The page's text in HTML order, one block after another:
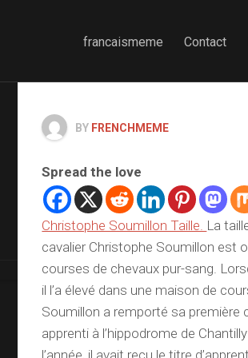
francaismeme Contact
BY FRENCHMEME
Spread the love
Christophe Soumillon Taille. La
cavalier Christophe Soumillon est
courses de chevaux pur-sang.
il l’a élevé dans une maison de
Soumillon a remporté sa première
apprenti à l’hippodrome de
l’année, il avait reçu le titre